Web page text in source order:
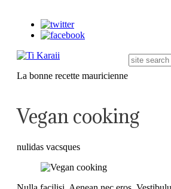
La bonne recette mauricienne
Vegan cooking
nulidas vacsques